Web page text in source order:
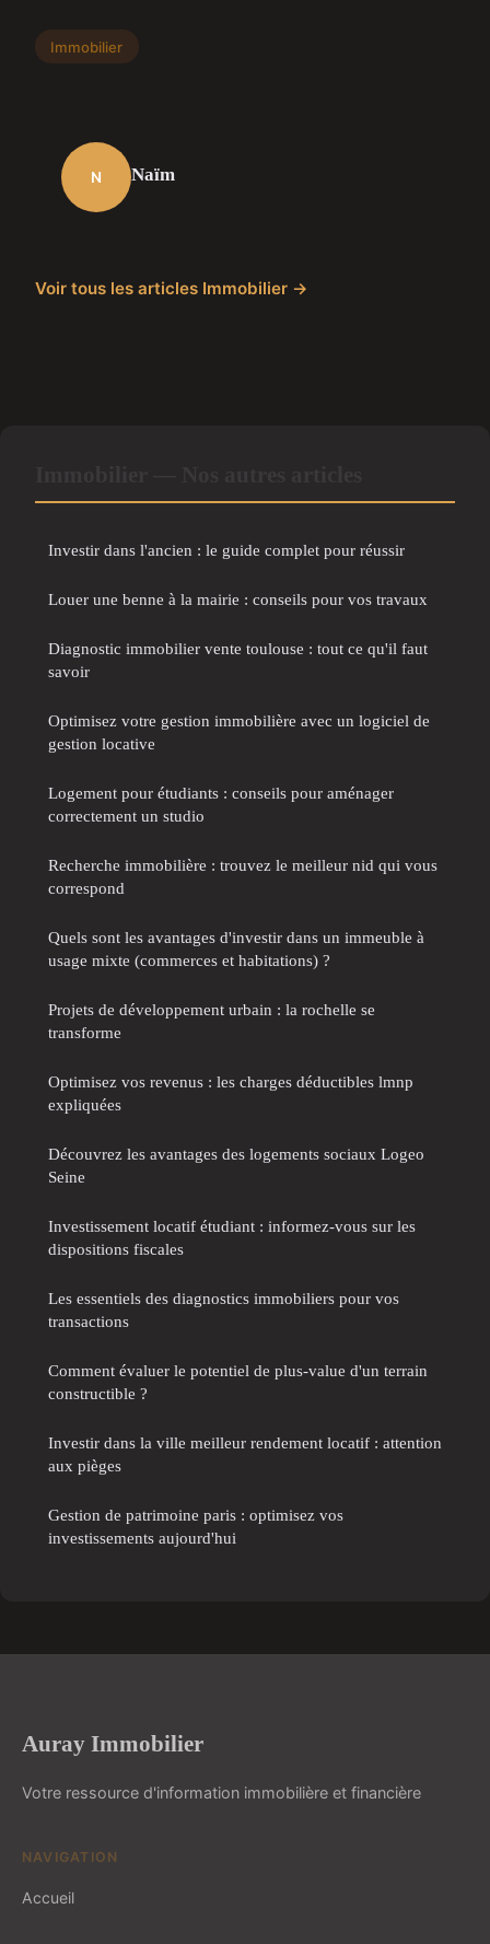
Immobilier
N Naïm
Voir tous les articles Immobilier →
Investir dans l'ancien : le guide complet pour réussir
Louer une benne à la mairie : conseils pour vos travaux
Diagnostic immobilier vente toulouse : tout ce qu'il faut
savoir
Optimisez votre gestion immobilière avec un logiciel de
gestion locative
Logement pour étudiants : conseils pour aménager
correctement un studio
Recherche immobilière : trouvez le meilleur nid qui vous
correspond
Quels sont les avantages d'investir dans un immeuble à
usage mixte (commerces et habitations) ?
Projets de développement urbain : la rochelle se
transforme
Optimisez vos revenus : les charges déductibles lmnp
expliquées
Découvrez les avantages des logements sociaux Logeo
Seine
Investissement locatif étudiant : informez-vous sur les
dispositions fiscales
Les essentiels des diagnostics immobiliers pour vos
transactions
Comment évaluer le potentiel de plus-value d'un terrain
constructible ?
Investir dans la ville meilleur rendement locatif : attention
aux pièges
Gestion de patrimoine paris : optimisez vos
investissements aujourd'hui
Auray Immobilier
Votre ressource d'information immobilière et financière
NAVIGATION
Accueil